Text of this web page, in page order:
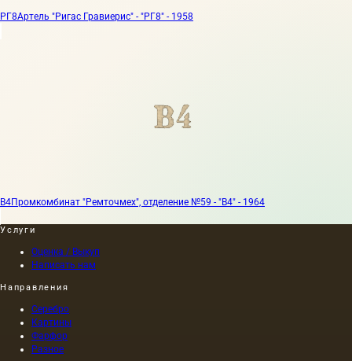
РГ8Артель "Ригас Гравиерис" - "РГ8" - 1958
В4Промкомбинат "Ремточмех", отделение №59 - "В4" - 1964
Услуги
Оценка / Выкуп
Написать нам
Направления
Серебро
Картины
Фарфор
Разное